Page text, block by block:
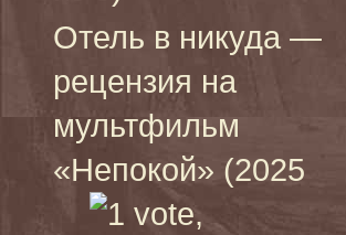
Отель в никуда —
рецензия на
мультфильм
«Непокой» (2025